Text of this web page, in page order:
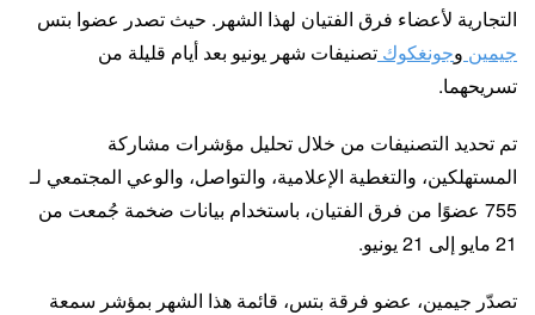
التجارية لأعضاء فرق الفتيان لهذا الشهر. حيث تصدر عضوا بتس
جيمين وجونغكوك تصنيفات شهر يونيو بعد أيام قليلة من
تسريحهما.
تم تحديد التصنيفات من خلال تحليل مؤشرات مشاركة
المستهلكين، والتغطية الإعلامية، والتواصل، والوعي المجتمعي لـ
755 عضوًا من فرق الفتيان، باستخدام بيانات ضخمة جُمعت من
21 مايو إلى 21 يونيو.
تصدّر جيمين، عضو فرقة بتس، قائمة هذا الشهر بمؤشر سمعة